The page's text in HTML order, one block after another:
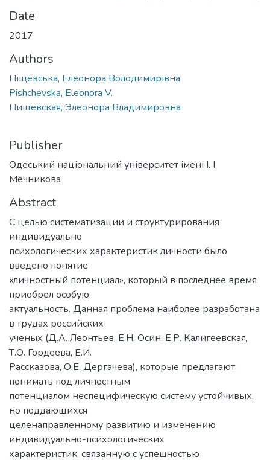
Date
2017
Authors
Піщевська, Елеонора Володимирівна
Pishchevska, Eleonora V.
Пищевская, Элеонора Владимировна
Publisher
Одеський національний університет імені І. І.
Мечникова
Abstract
С целью систематизации и структурирования
индивидуально
психологических характеристик личности было
введено понятие
«личностный потенциал», который в последнее время
приобрел особую
актуальность. Данная проблема наиболее разработана
в трудах российских
ученых (Д.А. Леонтьев, Е.Н. Осин, Е.Р. Калигеевская,
Т.О. Гордеева, Е.И.
Рассказова, О.Е. Дергачева), которые предлагают
понимать под личностным
потенциалом неспецифическую систему устойчивых,
но поддающихся
целенаправленному развитию и изменению
индивидуально-психологических
характеристик, связанную с успешностью